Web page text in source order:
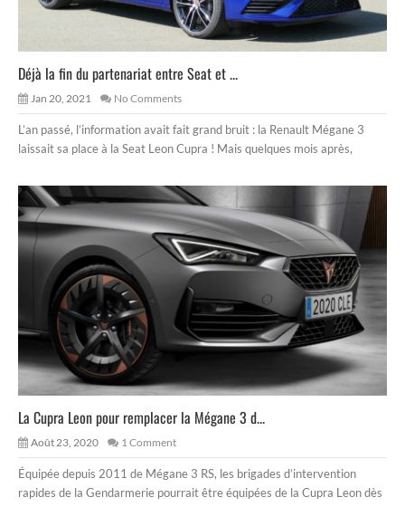
Déjà la fin du partenariat entre Seat et ...
Jan 20, 2021 No Comments
L’an passé, l’information avait fait grand bruit : la Renault Mégane 3
laissait sa place à la Seat Leon Cupra ! Mais quelques mois après,
La Cupra Leon pour remplacer la Mégane 3 d...
Août 23, 2020 1 Comment
Équipée depuis 2011 de Mégane 3 RS, les brigades d’intervention
rapides de la Gendarmerie pourrait être équipées de la Cupra Leon dès